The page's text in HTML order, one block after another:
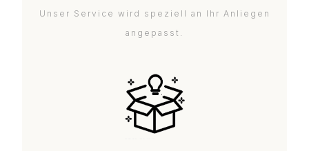
Unser Service wird speziell an Ihr Anliegen
angepasst.